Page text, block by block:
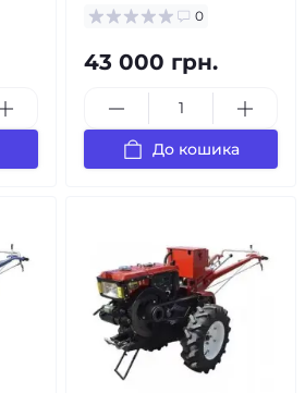
0
43 000 грн.
До кошика